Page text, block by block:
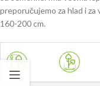
preporučujemo za hlad i
160-200 cm.